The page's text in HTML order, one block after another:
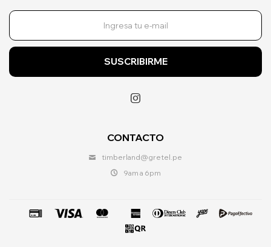
CONTACTO
timberland@gretel.pe
9am a 6pm
SUSCRIBIRME
